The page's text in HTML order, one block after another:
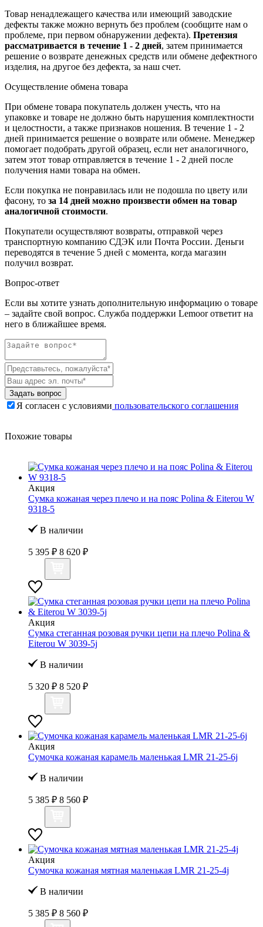
Товар ненадлежащего качества или имеющий заводские
дефекты также можно вернуть без проблем (сообщите нам о
проблеме, при первом обнаружении дефекта). Претензия
рассматривается в течение 1 - 2 дней, затем принимается
решение о возврате денежных средств или обмене дефектного
изделия, на другое без дефекта, за наш счет.
Осуществление обмена товара
При обмене товара покупатель должен учесть, что на
упаковке и товаре не должно быть нарушения комплектности
и целостности, а также признаков ношения. В течение 1 - 2
дней принимается решение о возврате или обмене. Менеджер
помогает подобрать другой образец, если нет аналогичного,
затем этот товар отправляется в течение 1 - 2 дней после
получения нами товара на обмен.
Если покупка не понравилась или не подошла по цвету или
фасону, то за 14 дней можно произвести обмен на товар
аналогичной стоимости.
Покупатели осуществляют возвраты, отправкой через
транспортную компанию СДЭК или Почта России. Деньги
переводятся в течение 5 дней с момента, когда магазин
получил возврат.
Вопрос-ответ
Если вы хотите узнать дополнительную информацию о товаре
– задайте свой вопрос. Служба поддержки Lemoor ответит на
него в ближайшее время.
Задать вопрос
Я согласен с условиями пользовательского соглашения
Похожие товары
Акция
Сумка кожаная через плечо и на пояс Polina & Eiterou W
9318-5
В наличии
5 395 ₽ 8 620 ₽
Акция
Сумка стеганная розовая ручки цепи на плечо Polina &
Eiterou W 3039-5j
В наличии
5 320 ₽ 8 520 ₽
Акция
Сумочка кожаная карамель маленькая LMR 21-25-6j
В наличии
5 385 ₽ 8 560 ₽
Акция
Сумочка кожаная мятная маленькая LMR 21-25-4j
В наличии
5 385 ₽ 8 560 ₽